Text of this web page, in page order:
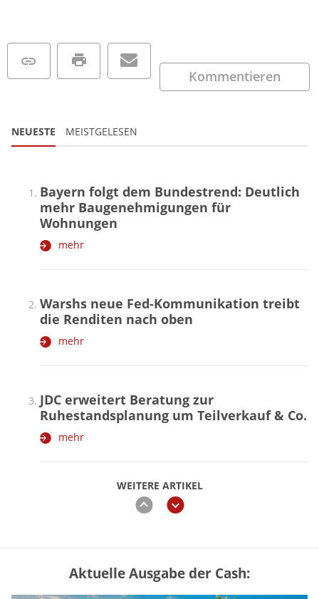
Kommentieren
NEUESTE MEISTGELESEN
WEITERE ARTIKEL
zurückweiter
Bayern folgt dem Bundestrend: Deutlich
mehr Baugenehmigungen für
Wohnungen
mehr
Warshs neue Fed-Kommunikation treibt
die Renditen nach oben
mehr
JDC erweitert Beratung zur
Ruhestandsplanung um Teilverkauf & Co.
mehr
„Jung kauft Alt“ 2026: Neue Förderung im
Überblick – Tabelle mit Kreditbeträgen
Aktuelle Ausgabe der Cash: